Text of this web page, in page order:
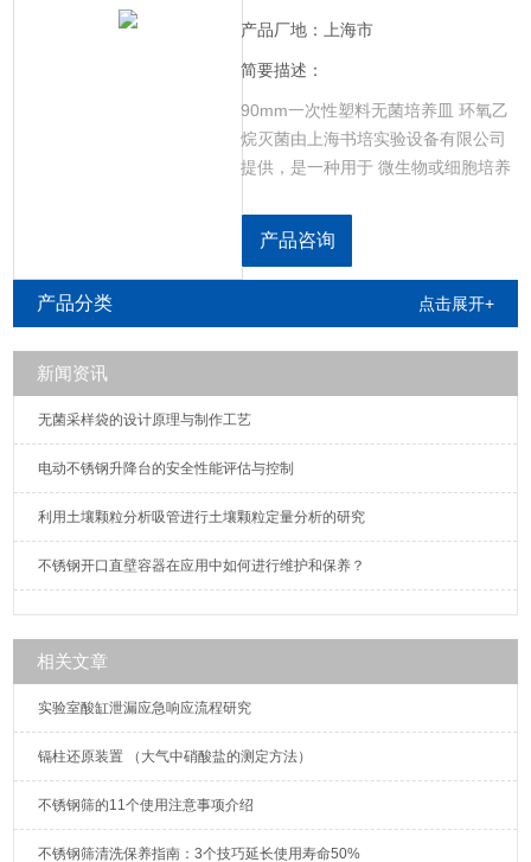
产品厂地：上海市
简要描述：
90mm一次性塑料无菌培养皿 环氧乙
烷灭菌由上海书培实验设备有限公司
提供，是一种用于 微生物或细胞培养
种、划线、分离细菌的操作，可以用
于植物材料的培养。
产品咨询
产品分类 点击展开+
新闻资讯
无菌采样袋的设计原理与制作工艺
电动不锈钢升降台的安全性能评估与控制
利用土壤颗粒分析吸管进行土壤颗粒定量分析的研究
不锈钢开口直壁容器在应用中如何进行维护和保养？
相关文章
实验室酸缸泄漏应急响应流程研究
镉柱还原装置 （大气中硝酸盐的测定方法）
不锈钢筛的11个使用注意事项介绍
不锈钢筛清洗保养指南：3个技巧延长使用寿命50%